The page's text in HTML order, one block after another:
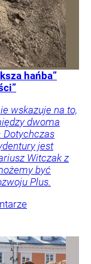
hańba”
wskazuje na to,
dwoma
jest
Witczak z
być
Plus.